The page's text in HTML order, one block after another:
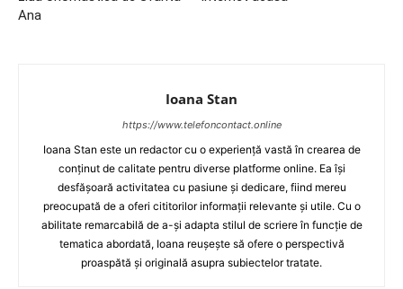
Ana
Ioana Stan
https://www.telefoncontact.online
Ioana Stan este un redactor cu o experiență vastă în crearea de
conținut de calitate pentru diverse platforme online. Ea își
desfășoară activitatea cu pasiune și dedicare, fiind mereu
preocupată de a oferi cititorilor informații relevante și utile. Cu o
abilitate remarcabilă de a-și adapta stilul de scriere în funcție de
tematica abordată, Ioana reușește să ofere o perspectivă
proaspătă și originală asupra subiectelor tratate.